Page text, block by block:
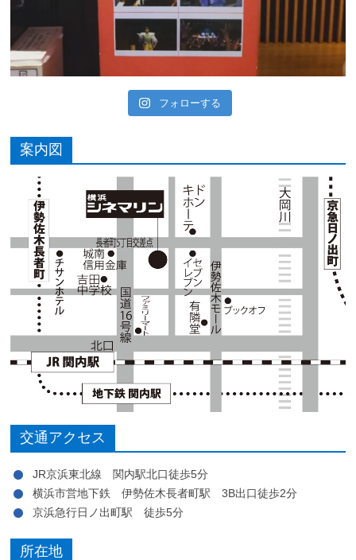
フォローする
案内図
交通アクセス
JR京浜東北線 関内駅北口徒歩5分
横浜市営地下鉄 伊勢佐木長者町駅 3B出口徒歩2分
京浜急行日ノ出町駅 徒歩5分
所在地